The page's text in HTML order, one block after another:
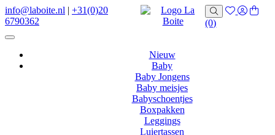
info@laboite.nl | +31(0)20
6790362
(0)
Nieuw
Baby
Baby Jongens
Baby meisjes
Babyschoentjes
Boxpakken
Leggings
Luiertassen